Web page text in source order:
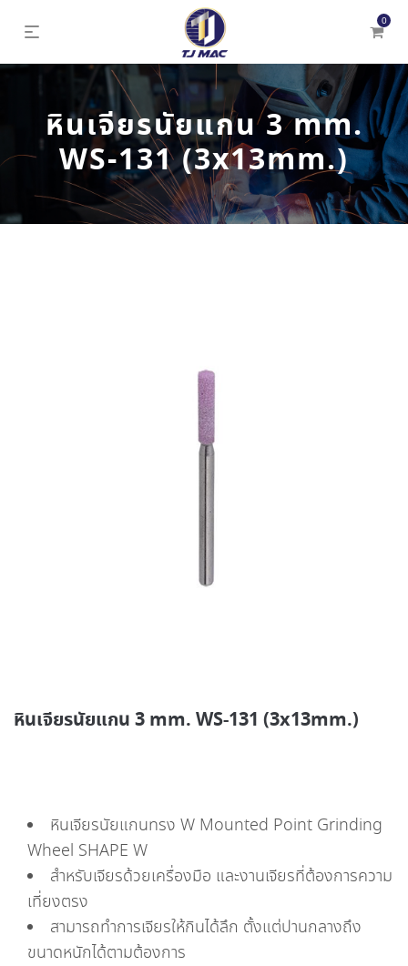
0
หินเจียรนัยแกน 3 mm.
WS-131 (3x13mm.)
หินเจียรนัยแกน 3 mm. WS-131 (3x13mm.)
หินเจียรนัยแกนทรง W Mounted Point Grinding
Wheel SHAPE W
สำหรับเจียรด้วยเครื่องมือ และงานเจียรที่ต้องการความ
เที่ยงตรง
สามารถทำการเจียรให้กินได้ลึก ตั้งแต่ปานกลางถึง
ขนาดหนักได้ตามต้องการ